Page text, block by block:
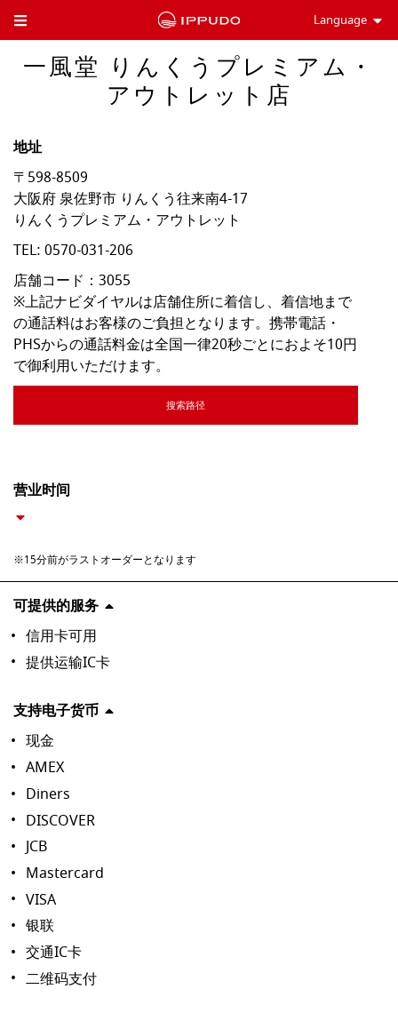
Toggle Header Menu Language
一風堂 りんくうプレミアム・
アウトレット店
地址
〒598-8509
大阪府泉佐野市 りんくう往来南4-17
りんくうプレミアム・アウトレット
TEL: 0570-031-206
店舗コード：3055
※上記ナビダイヤルは店舗住所に着信し、着信地まで
の通話料はお客様のご負担となります。携帯電話・
PHSからの通話料金は全国一律20秒ごとにおよそ10円
で御利用いただけます。
搜索路径
营业时间
※15分前がラストオーダーとなります
可提供的服务
信用卡可用
提供运输IC卡
支持电子货币
现金
AMEX
Diners
DISCOVER
JCB
Mastercard
VISA
银联
交通IC卡
二维码支付